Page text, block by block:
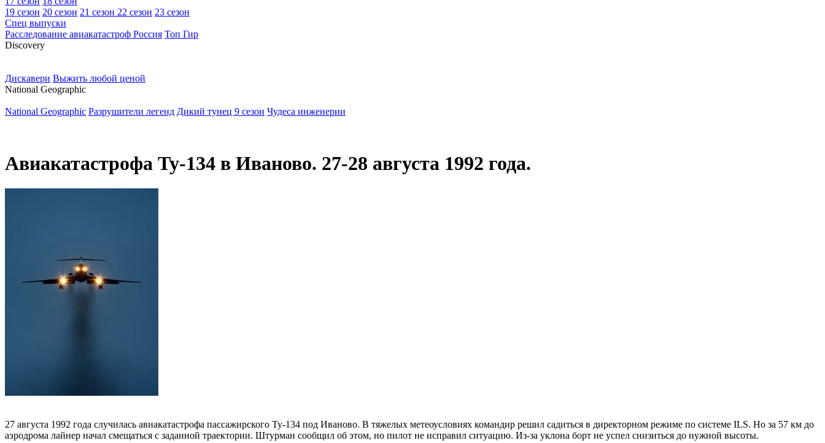
19 сезон 20 сезон 21 сезон 22 сезон 23 сезон
Спец выпуски
Расследование авиакатастроф Россия Топ Гир
Discovery
Дискавери Выжить любой ценой
National Geographic
National Geographic Разрушители легенд Дикий тунец 9 сезон Чудеса инженерии
Авиакатастрофа Ту-134 в Иваново. 27-28 августа 1992 года.
27 августа 1992 года случилась авиакатастрофа пассажирского Ту-134 под Иваново. В тяжелых метеоусловиях командир решил садиться в директорном режиме по системе ILS. Но за 57 км до
аэродрома лайнер начал смещаться с заданной траектории. Штурман сообщил об этом, но пилот не исправил ситуацию. Из-за уклона борт не успел снизиться до нужной высоты.